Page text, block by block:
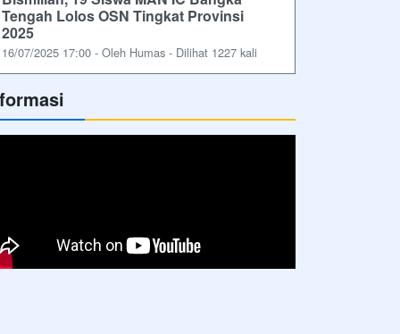
Tengah Lolos OSN Tingkat Provinsi
2025
16/07/2025 17:00 - Oleh Humas - Dilihat 1227 kali